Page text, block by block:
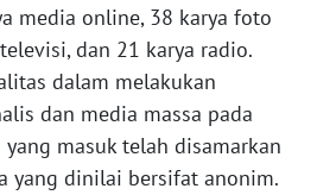
media online, 38 karya foto
dan 21 karya radio.
dalam melakukan
dan media massa pada
masuk telah disamarkan
yang dinilai bersifat anonim.